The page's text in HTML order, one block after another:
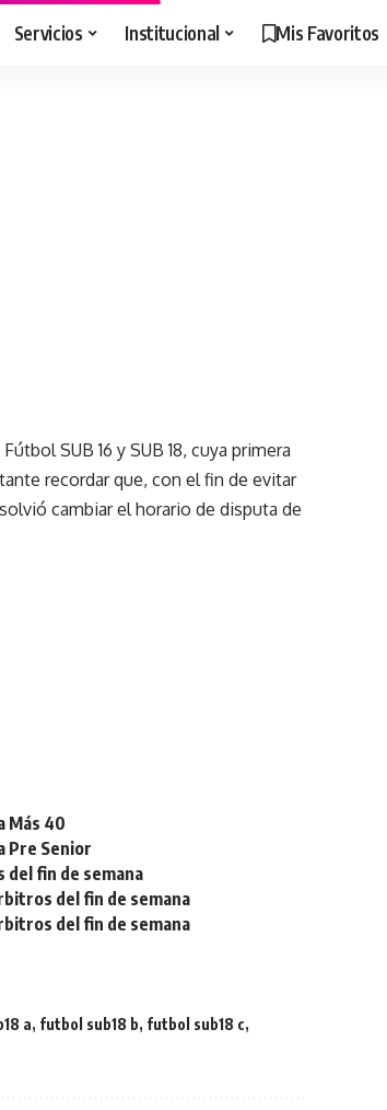
Servicios Institucional Mis Favoritos
SUB 16 y SUB 18, cuya primera
recordar que, con el fin de evitar
cambiar el horario de disputa de
Más 40
Pre Senior
del fin de semana
del fin de semana
del fin de semana
a, futbol sub18 b, futbol sub18 c,